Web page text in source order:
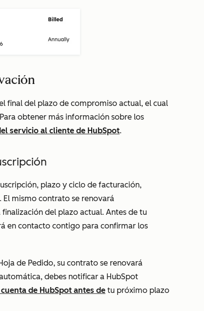
final del plazo de compromiso actual, el cual
obtener más información sobre los
servicio al cliente de HubSpot.
plazo y ciclo de facturación,
. El mismo contrato se renovará
del plazo actual. Antes de tu
en contacto contigo para confirmar los
de Pedido, su contrato se renovará
debes notificar a HubSpot
de HubSpot antes de tu próximo plazo